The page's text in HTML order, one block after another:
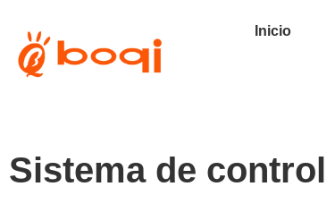
Inicio
Sistema de control